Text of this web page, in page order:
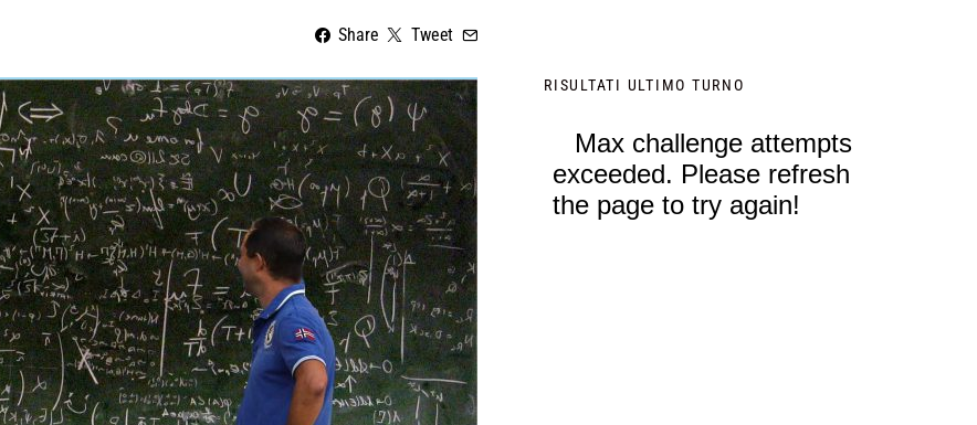
Share Tweet
RISULTATI ULTIMO TURNO